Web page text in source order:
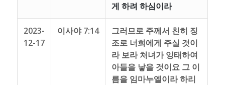
게 하려 하심이라
2023-
12-17
이사야 7:14
그러므로 주께서 친히 징
조로 너희에게 주실 것이
라 보라 처녀가 잉태하여
아들을 낳을 것이요 그 이
름을 임마누엘이라 하리